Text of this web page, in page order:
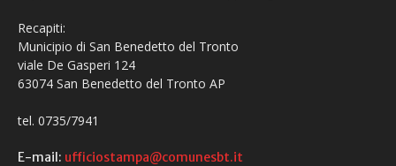
Recapiti:
Municipio di San Benedetto del Tronto
viale De Gasperi 124
63074 San Benedetto del Tronto AP
tel. 0735/7941
E-mail: ufficiostampa@comunesbt.it